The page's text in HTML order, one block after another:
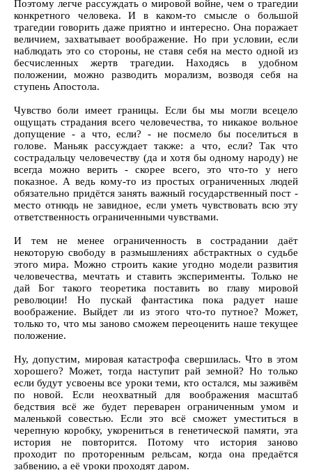
Поэтому легче рассуждать о мировой войне, чем о трагедии
конкретного человека. И в каком-то смысле о большой
трагедии говорить даже приятно и интересно. Она поражает
величием, захватывает воображение. Но при условии, если
наблюдать это со стороны, не ставя себя на место одной из
бесчисленных жертв трагедии. Находясь в удобном
положении, можно разводить морализм, возводя себя на
ступень Апостола.
Чувство боли имеет границы. Если бы мы могли всецело
ощущать страдания всего человечества, то никакое вольное
допущение - а что, если? - не посмело бы поселиться в
голове. Маньяк рассуждает также: а что, если? Так что
сострадальцу человечеству (да и хотя бы одному народу) не
всегда можно верить - скорее всего, это что-то у него
показное. А ведь кому-то из простых ограниченных людей
обязательно придётся занять важный государственный пост -
место отнюдь не завидное, если уметь чувствовать всю эту
ответственность ограниченными чувствами.
И тем не менее ограниченность в сострадании даёт
некоторую свободу в размышлениях абстрактных о судьбе
этого мира. Можно строить какие угодно модели развития
человечества, мечтать и ставить эксперименты. Только не
дай Бог такого теоретика поставить во главу мировой
революции! Но пускай фантастика пока радует наше
воображение. Выйдет ли из этого что-то путное? Может,
только то, что мы заново сможем переоценить наше текущее
положение.
Ну, допустим, мировая катастрофа свершилась. Что в этом
хорошего? Может, тогда наступит рай земной? Но только
если будут усвоены все уроки теми, кто остался, мы заживём
по новой. Если неохватный для воображения масштаб
бедствия всё же будет переварен ограниченным умом и
маленькой совестью. Если это всё сможет уместиться в
черепную коробку, укорениться в генетической памяти, эта
история не повторится. Потому что история заново
проходит по проторенным рельсам, когда она предаётся
забвению, а её уроки проходят даром.